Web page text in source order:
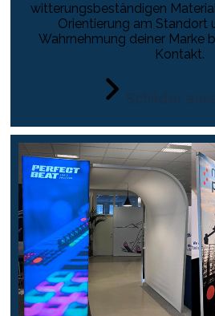
witterungsbeständigen
Orientierung am Standort
Wahrnehmung deiner Marke
Kontakt.